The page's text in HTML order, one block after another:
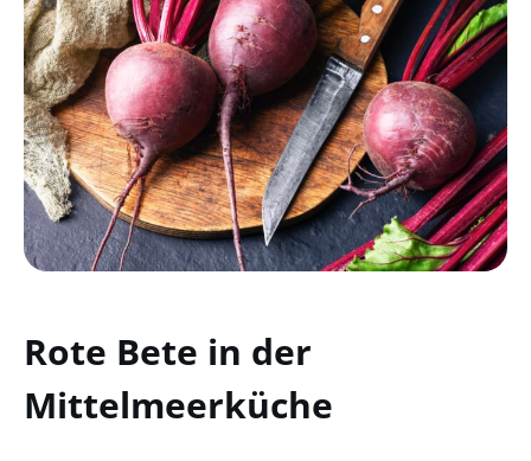
Rote Bete in der
Mittelmeerküche